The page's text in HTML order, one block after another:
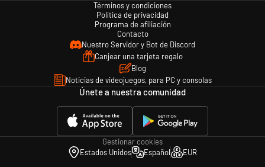
Términos y condiciones
Política de privacidad
Programa de afiliación
Contacto
Nuestro Servidor y Bot de Discord
Canjear una tarjeta regalo
Blog
Noticias de videojuegos, para PC y consolas
Únete a nuestra comunidad
Gestionar cookies
Estados Unidos
Español EUR